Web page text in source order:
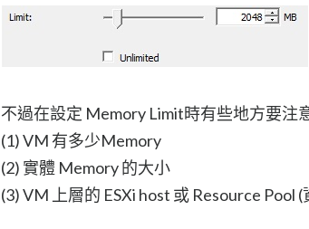
不過在設定 Memory Limit時有些地方要注
(1) VM 有多少Memory
(2) 實體 Memory 的大小
(3) VM 上層的 ESXi host 或 Resource Pool